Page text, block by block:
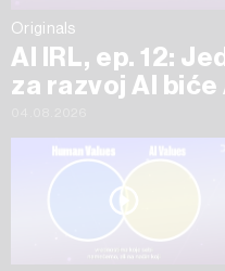
Originals
AI IRL, ep. 12:
za razvoj AI biće